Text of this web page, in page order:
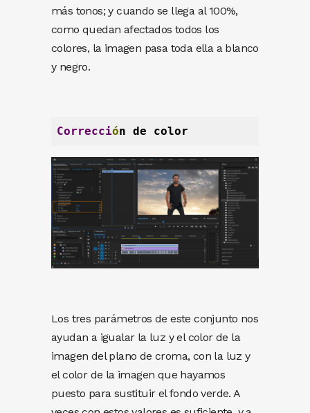
más tonos; y cuando se llega al 100%,
como quedan afectados todos los
colores, la imagen pasa toda ella a blanco
y negro.
Corrección de color
Los tres parámetros de este conjunto nos
ayudan a igualar la luz y el color de la
imagen del plano de croma, con la luz y
el color de la imagen que hayamos
puesto para sustituir el fondo verde. A